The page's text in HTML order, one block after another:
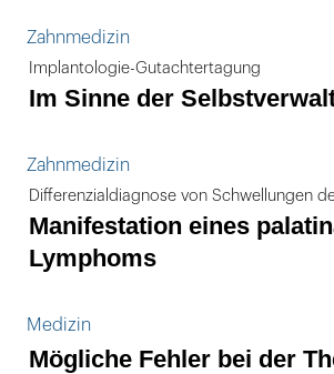
Zahnmedizin
Implantologie-Gutachtertagung
Im Sinne der
Zahnmedizin
Differenzialdiagnose von Schwellungen
Manifestation eines
Lymphoms
Medizin
Mögliche Fehler bei der